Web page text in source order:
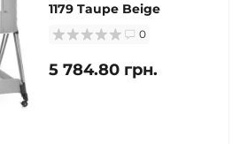
1179 Taupe Beige
0
5 784.80 грн.